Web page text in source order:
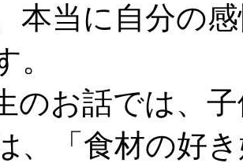
本当に自分の
。
のお話では、
、「食材の好